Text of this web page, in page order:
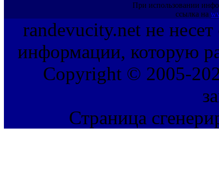
При использовании
ссылка на
randevucity.net не несет
информации, которую
Copyright © 2005-
Страница